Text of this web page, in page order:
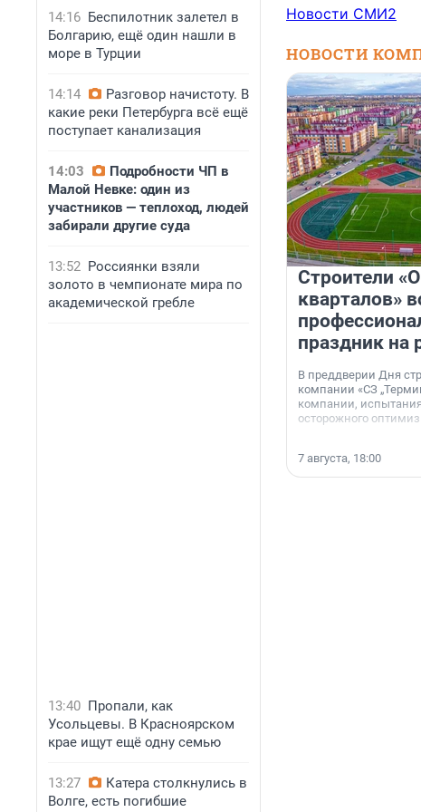
14:16 Беспилотник залетел в
Болгарию, ещё один нашли в
море в Турции
14:14
Разговор начистоту. В
какие реки Петербурга всё ещё
поступает канализация
14:03
Подробности ЧП в
Малой Невке: один из
участников — теплоход, людей
забирали другие суда
13:52 Россиянки взяли
золото в чемпионате мира по
академической гребле
13:40 Пропали, как
Усольцевы. В Красноярском
крае ищут ещё одну семью
13:27
Катера столкнулись в
Волге, есть погибшие
Новости СМИ2
НОВОСТИ
Строители
кварталов»
праздник на
В преддверии Дня
компании «СЗ
компании,
осторожного
7 августа, 18:00